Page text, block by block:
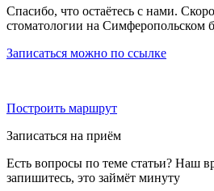
Спасибо, что остаётесь с нами.
стоматологии на Симферопольском
Записаться можно по ссылке
Построить маршрут
Записаться на приём
Есть вопросы по теме статьи? Наш
запишитесь, это займёт минуту